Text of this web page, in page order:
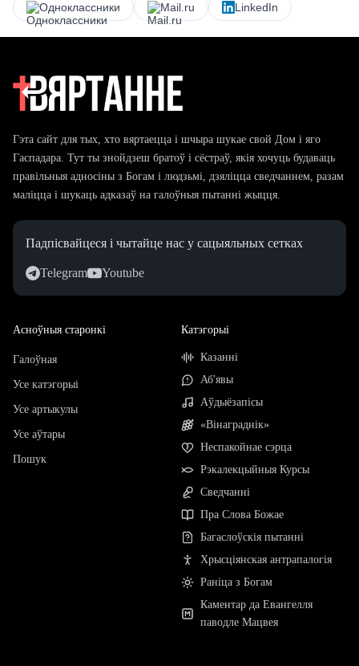
Одноклассники Mail.ru LinkedIn
Гэта сайт для тых, хто вяртаецца і шчыра шукае свой Дом і яго
Гаспадара. Тут ты знойдзеш братоў і сёстраў, якія хочуць будаваць
правільныя адносіны з Богам і людзьмі, дзяліцца сведчаннем, разам
маліцца і шукаць адказаў на галоўныя пытанні жыцця.
Падпісвайцеся і чытайце нас у сацыяльных сетках
Telegram Youtube
Асноўныя старонкі
Галоўная
Усе катэгорыі
Усе артыкулы
Усе аўтары
Пошук
Катэгорыі
Казанні
Аб'явы
Аўдыёзапісы
«Вінаграднік»
Неспакойнае сэрца
Рэкалекцыйныя Курсы
Сведчанні
Пра Слова Божае
Багаслоўскія пытанні
Хрысціянская антрапалогія
Раніца з Богам
Каментар да Евангелля
паводле Мацвея